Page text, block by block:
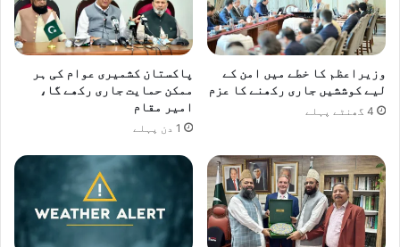
س
ا
ت
ع
ی
ن
ا
ئ
ی
و
ر
ڈ
آ
ئ
ا
ن
پ
ہ
ن
وزیراعظم کا خطے میں امن کے
لیے کوششیں جاری رکھنے کا عزم
4 گھنٹے پہلے
پاکستان کشمیری عوام کی ہر
ممکن حمایت جاری رکھے گا،
امیر مقام
1 دن پہلے